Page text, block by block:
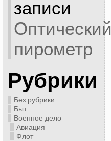
записи
Оптический
пирометр
Рубрики
Без рубрики
Быт
Военное дело
Авиация
Флот